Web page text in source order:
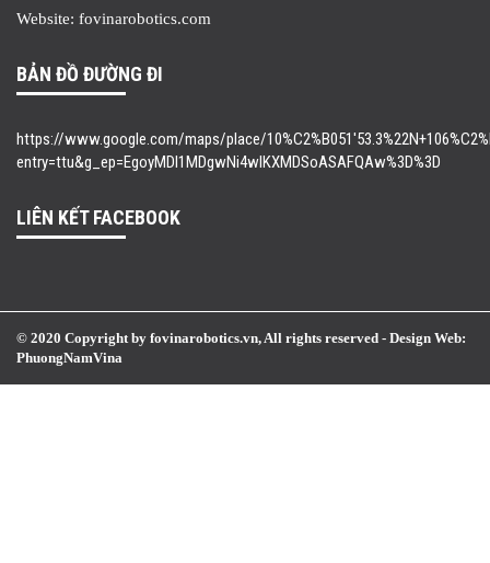
Website: fovinarobotics.com
BẢN ĐỒ ĐƯỜNG ĐI
https://www.google.com/maps/place/
entry=ttu&g_ep=EgoyMDI1MDgwNi4wIKXMDSoASAFQAw%3D%3D
LIÊN KẾT FACEBOOK
© 2020 Copyright by fovinarobotics.vn, All rights reserved - Design Web:
PhuongNamVina